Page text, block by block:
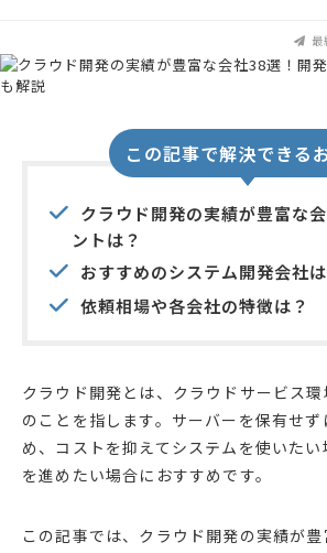
この記事で解決できる
クラウド開発の実績が豊富な
ントは？
おすすめのシステム開発会社は
依頼相場や各会社の特徴は？
クラウド開発とは、クラウドサービス
のことを指します。サーバーを保有せ
め、コストを抑えてシステムを使いた
を進めたい場合におすすめです。
この記事では、クラウド開発の実績が